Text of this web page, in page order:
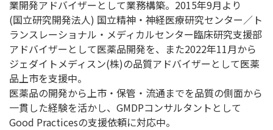
業開発アドバイザーとして業務構築。2015年9月より
(国立研究開発法人) 国立精神・神経医療研究センター／ト
ランスレーショナル・メディカルセンター臨床研究支援部
アドバイザーとして医薬品開発を、また2022年11月から
ジェダイトメディスン(株)の品質アドバイザーとして医薬
品上市を支援中。
医薬品の開発から上市・保管・流通までを品質の側面から
一貫した経験を活かし、GMDPコンサルタントとして
Good Practicesの支援依頼に対応中。